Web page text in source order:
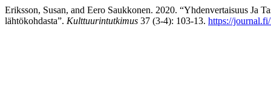
Eriksson, Susan, and Eero Saukkonen. 2020. “Yhdenvertaisuus Ja
lähtökohdasta”. Kulttuurintutkimus 37 (3-4): 103-13. https://